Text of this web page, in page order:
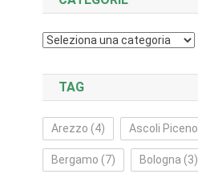
Categorie
TAG
Arezzo (4) Ascoli Piceno
Bergamo (7) Bologna (3)